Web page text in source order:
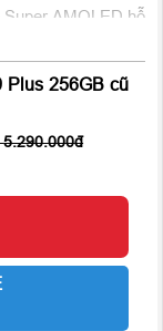
AMOLED hỗ
đều được tái tạo
kháng bụi –
nhạc bên hồ bơi,
may làm rơi
Plus 256GB cũ
5.290.000